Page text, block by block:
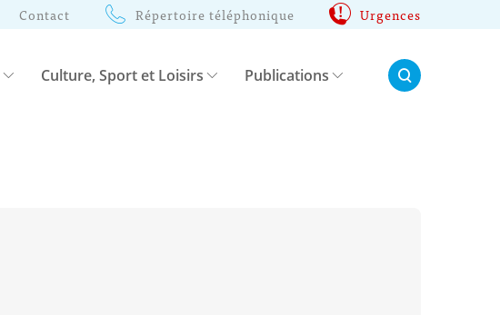
Contact Répertoire téléphonique Urgences
Culture, Sport et Loisirs Publications Rechercher: